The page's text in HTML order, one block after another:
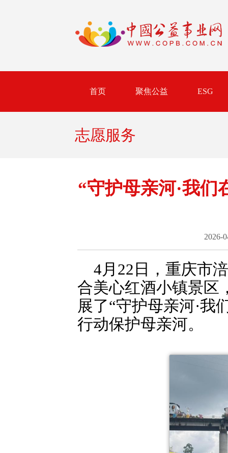
首页 聚焦公益 ESG
志愿服务
“守护母亲河·我们
2026-
4月22日，重庆市
合美心红酒小镇景区
展了“守护母亲河·我
行动保护母亲河。